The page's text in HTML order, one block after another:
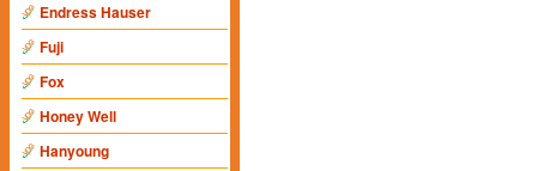
Endress Hauser
Fuji
Fox
Honey Well
Hanyoung